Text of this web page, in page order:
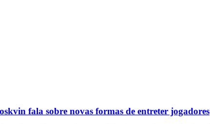
fala sobre novas formas de entreter jogadores